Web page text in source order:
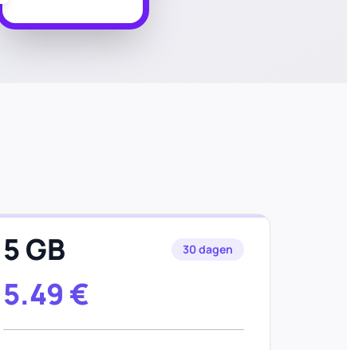
5 GB 30 dagen
5.49 €